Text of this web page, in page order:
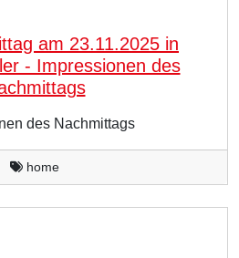
am 23.11.2025 in
- Impressionen des
des Nachmittags
home